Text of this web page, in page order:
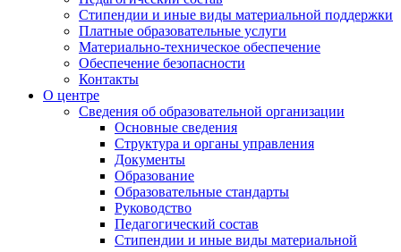
Стипендии и иные виды материальной поддержки
Платные образовательные услуги
Материально-техническое обеспечение
Обеспечение безопасности
Контакты
О центре
Сведения об образовательной организации
Основные сведения
Структура и органы управления
Документы
Образование
Образовательные стандарты
Руководство
Педагогический состав
Стипендии и иные виды материальной